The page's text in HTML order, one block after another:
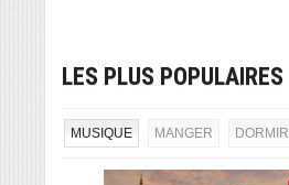
LES PLUS POPULAIRES
MUSIQUE MANGER DORMIR